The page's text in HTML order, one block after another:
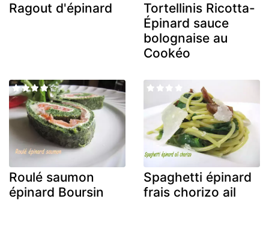
Ragout d'épinard
Tortellinis Ricotta-
Épinard sauce
bolognaise au
Cookéo
Roulé saumon
épinard Boursin
Spaghetti épinard
frais chorizo ail